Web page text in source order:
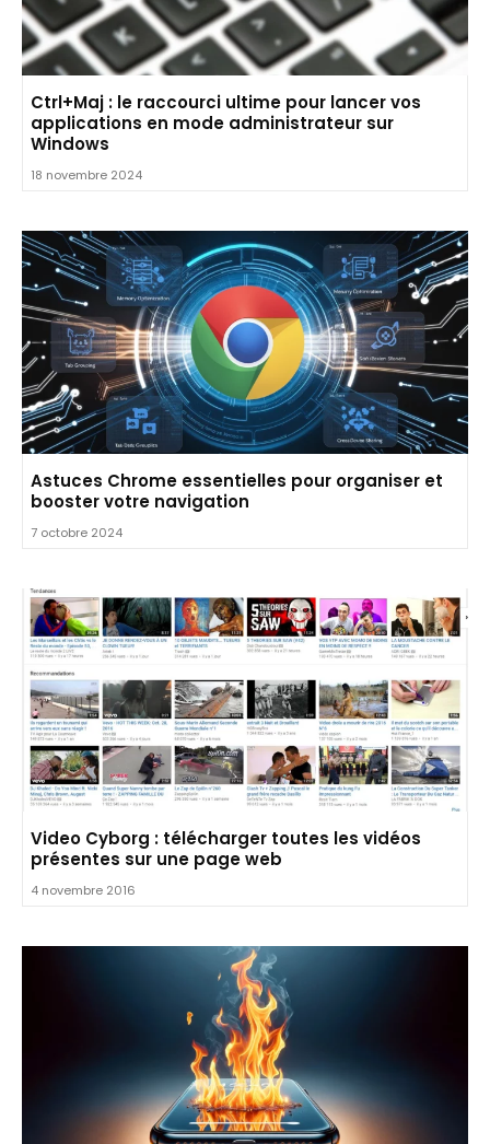
Ctrl+Maj : le raccourci ultime pour lancer vos
applications en mode administrateur sur
Windows
18 novembre 2024
Astuces Chrome essentielles pour organiser et
booster votre navigation
7 octobre 2024
Video Cyborg : télécharger toutes les vidéos
présentes sur une page web
4 novembre 2016